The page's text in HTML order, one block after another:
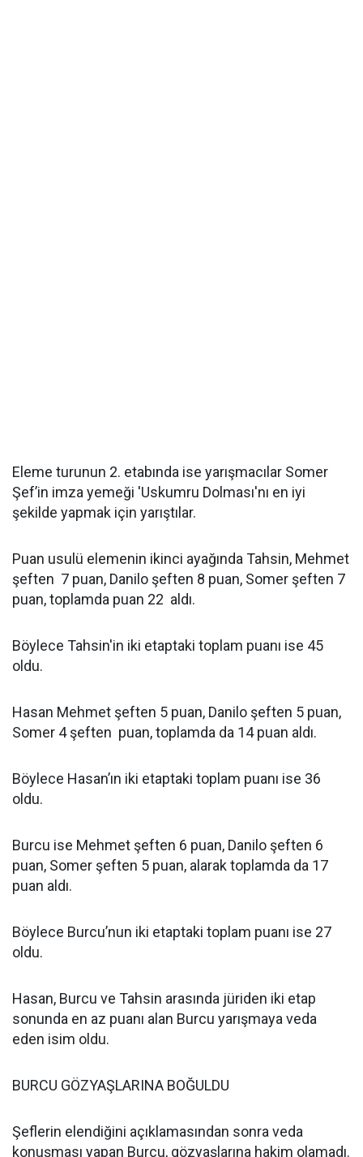
Eleme turunun 2. etabında ise yarışmacılar Somer
Şef’in imza yemeği 'Uskumru Dolması'nı en iyi
şekilde yapmak için yarıştılar.
Puan usulü elemenin ikinci ayağında Tahsin, Mehmet
şeften 7 puan, Danilo şeften 8 puan, Somer şeften 7
puan, toplamda puan 22 aldı.
Böylece Tahsin'in iki etaptaki toplam puanı ise 45
oldu.
Hasan Mehmet şeften 5 puan, Danilo şeften 5 puan,
Somer 4 şeften puan, toplamda da 14 puan aldı.
Böylece Hasan’ın iki etaptaki toplam puanı ise 36
oldu.
Burcu ise Mehmet şeften 6 puan, Danilo şeften 6
puan, Somer şeften 5 puan, alarak toplamda da 17
puan aldı.
Böylece Burcu’nun iki etaptaki toplam puanı ise 27
oldu.
Hasan, Burcu ve Tahsin arasında jüriden iki etap
sonunda en az puanı alan Burcu yarışmaya veda
eden isim oldu.
BURCU GÖZYAŞLARINA BOĞULDU
Şeflerin elendiğini açıklamasından sonra veda
konuşması yapan Burcu, gözyaşlarına hakim olamadı.